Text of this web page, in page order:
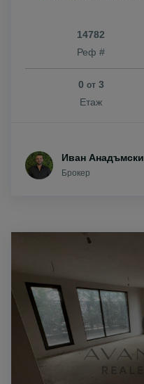
14782
Реф #
0 от3
Етаж
Иван Анадъмски
Брокер